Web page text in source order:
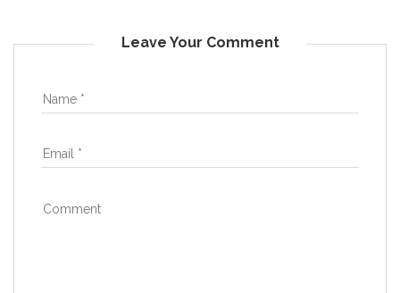
Leave Your Comment